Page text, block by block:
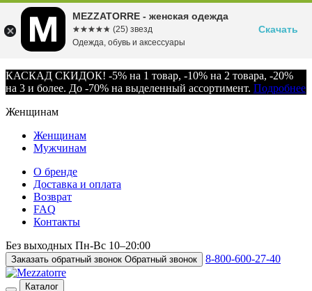
КАСКАД СКИДОК! -5% на 1 товар, -10% на 2 товара, -20%
на 3 и более. До -70% на выделенный ассортимент. Подробнее
Женщинам
Женщинам
Мужчинам
О бренде
Доставка и оплата
Возврат
FAQ
Контакты
Без выходных Пн-Вс 10–20:00
Заказать обратный звонок Обратный звонок 8-800-600-27-40
Каталог
MEZZATORRE - женская одежда
☆☆☆☆☆
★★★★★ (25) звезд
Одежда, обувь и аксессуары
Скачать